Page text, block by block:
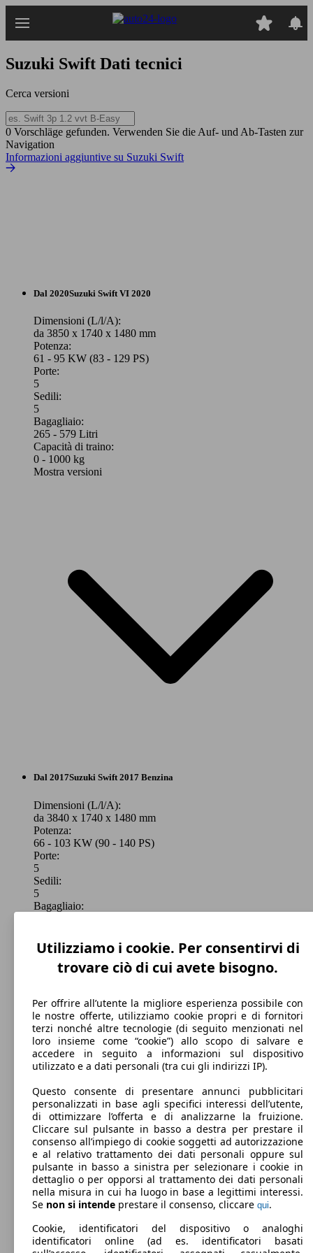
Suzuki Swift Dati tecnici
Cerca versioni
0 Vorschläge gefunden. Verwenden Sie die Auf- und Ab-Tasten zur
Navigation
Informazioni aggiuntive su Suzuki Swift
Dal 2020Suzuki Swift VI 2020
Dimensioni (L/l/A):
da 3850 x 1740 x 1480 mm
Potenza:
61 - 95 KW (83 - 129 PS)
Porte:
5
Sedili:
5
Bagagliaio:
265 - 579 Litri
Capacità di traino:
0 - 1000 kg
Mostra versioni
Berlina
Elettrica/Benzina
Model Version
Swift 1.2h Cool 2wd
61 KW
(83 PS)
Ø
l/
Swift 1.2h Easy Cool 2wd
61 KW
(83 PS)
Ø
l/
Swift 1.2h Easy Top 2wd
(83 PS)
Dal 2017Suzuki Swift 2017 Benzina
Dimensioni (L/l/A):
da 3840 x 1740 x 1480 mm
Potenza:
66 - 103 KW (90 - 140 PS)
Porte:
5
Sedili:
5
Bagagliaio:
0 - 1000 kg
Mostra versioni
Utilizziamo i cookie. Per consentirvi di
trovare ciò di cui avete bisogno.
Per offrire all’utente la migliore esperienza possibile con
le nostre offerte, utilizziamo cookie propri e di fornitori
terzi nonché altre tecnologie (di seguito menzionati nel
loro insieme come “cookie”) allo scopo di salvare e
accedere in seguito a informazioni sul dispositivo
utilizzato e a dati personali (tra cui gli indirizzi IP).
Questo consente di presentare annunci pubblicitari
personalizzati in base agli specifici interessi dell’utente,
di ottimizzare l’offerta e di analizzarne la fruizione.
Cliccare sul pulsante in basso a destra per prestare il
consenso all’impiego di cookie soggetti ad autorizzazione
e al relativo trattamento dei dati personali oppure sul
pulsante in basso a sinistra per selezionare i cookie in
dettaglio o per opporsi al trattamento dei dati personali
nella misura in cui ha luogo in base a legittimi interessi.
Se non si intende prestare il consenso, cliccare qui.
Cookie, identificatori del dispositivo o analoghi
identificatori online (ad es. identificatori basati